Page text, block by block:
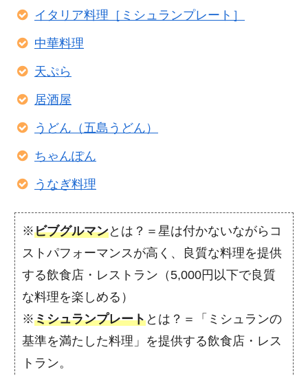
イタリア料理［ミシュランプレート］
中華料理
天ぷら
居酒屋
うどん（五島うどん）
ちゃんぽん
うなぎ料理
※ビブグルマンとは？＝星は付かないながらコ
ストパフォーマンスが高く、良質な料理を提供
する飲食店・レストラン（5,000円以下で良質
な料理を楽しめる）
※ミシュランプレートとは？＝「ミシュランの
基準を満たした料理」を提供する飲食店・レス
トラン。